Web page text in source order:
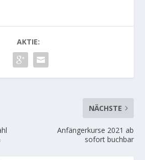
AKTIE:
NÄCHSTE
Anfängerkurse 2021 ab
sofort buchbar